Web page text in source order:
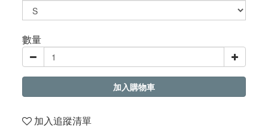
數量
加入購物車
加入追蹤清單